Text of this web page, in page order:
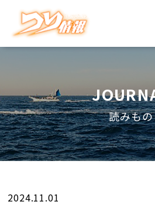
読みもの
2024.11.01